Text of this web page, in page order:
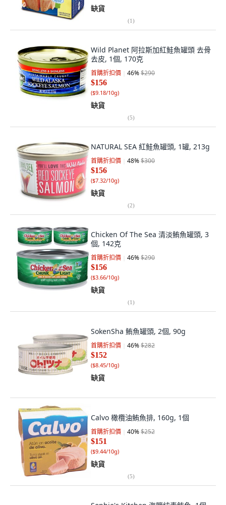
缺貨
(1)
Wild Planet 阿拉斯加紅鮭魚罐頭 去骨
去皮, 1個, 170克
首購折扣價 46%$290
$156
($9.18/10g)
缺貨
(5)
NATURAL SEA 紅鮭魚罐頭, 1罐, 213g
首購折扣價 48%$300
$156
($7.32/10g)
缺貨
(2)
Chicken Of The Sea 清淡鮪魚罐頭, 3
個, 142克
首購折扣價 46%$290
$156
($3.66/10g)
缺貨
(1)
SokenSha 鮪魚罐頭, 2個, 90g
首購折扣價 46%$282
$152
($8.45/10g)
缺貨
Calvo 橄欖油鮪魚排, 160g, 1個
首購折扣價 40%$252
$151
($9.44/10g)
缺貨
(5)